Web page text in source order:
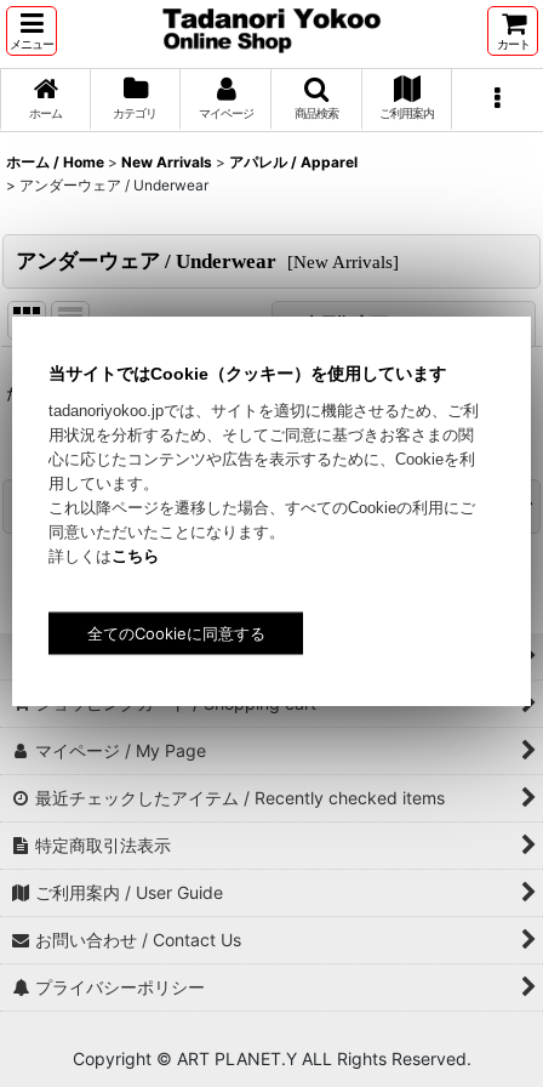
メニュー カート
ホーム カテゴリ マイページ 商品検索 ご利用案内
ホーム / Home > New Arrivals > アパレル / Apparel
> アンダーウェア / Underwear
アンダーウェア / Underwear [New Arrivals]
表示順変更
並び順:
絞り込む
ただいま準備中です。今しばらくお待ちください。
カテゴリで絞り込む
トップス / Tops
レッグウェア / Leg wear
帽子 / Hat, Cap
バッグ, ポーチ / Bag, Pouch
スケートボード / Skateboard
ホームスタイル / Home style
ホーム / Home
ショッピングカート / Shopping cart
マイページ / My Page
最近チェックしたアイテム / Recently checked items
特定商取引法表示
ご利用案内 / User Guide
お問い合わせ / Contact Us
プライバシーポリシー
Copyright © ART PLANET.Y ALL Rights Reserved.
当サイトではCookie（クッキー）を使用しています
tadanoriyokoo.jpでは、サイトを適切に機能させるため、ご利
用状況を分析するため、そしてご同意に基づきお客さまの関
心に応じたコンテンツや広告を表示するために、Cookieを利
用しています。
これ以降ページを遷移した場合、すべてのCookieの利用にご
同意いただいたことになります。
詳しくはこちら